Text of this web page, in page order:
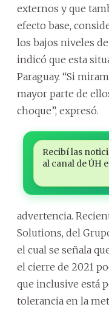
externos y que
efecto base,
los bajos niveles
indicó que esta
Paraguay. “Si
mayor parte de
choque”, expresó.
Recibí las
al canal de ÚH
advertencia.
Solutions, del
el cual se señala
el cierre de 2021
que inclusive está
tolerancia en la